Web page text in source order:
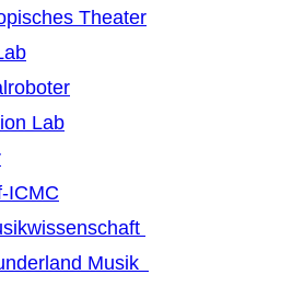
Theater
Lab
ICMC
Musik